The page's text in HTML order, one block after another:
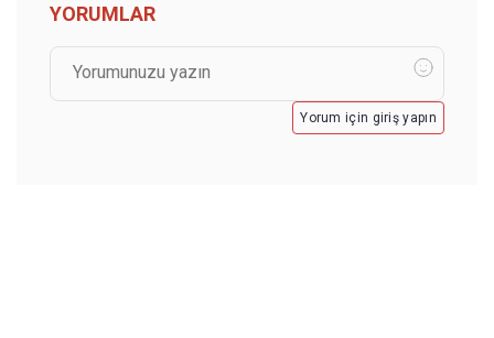
YORUMLAR
Yorum için giriş yapın